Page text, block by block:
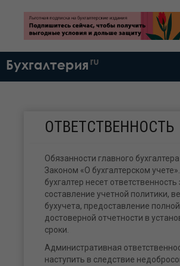
Бухгалтерия ru
ОТВЕТСТВЕННОСТЬ
Обязанности главного
Законом «О бухгалтерском
бухгалтер несет ответственность
составление учетной политики,
бухучета, предоставление
достоверной отчетности в
сроки.
Административная
наступить в следствие